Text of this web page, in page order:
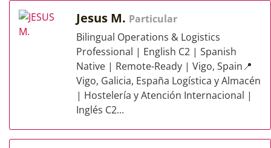
Jesus M. Particular
Bilingual Operations & Logistics
Professional | English C2 | Spanish
Native | Remote-Ready | Vigo, Spain📍
Vigo, Galicia, España Logística y Almacén
| Hostelería y Atención Internacional |
Inglés C2...